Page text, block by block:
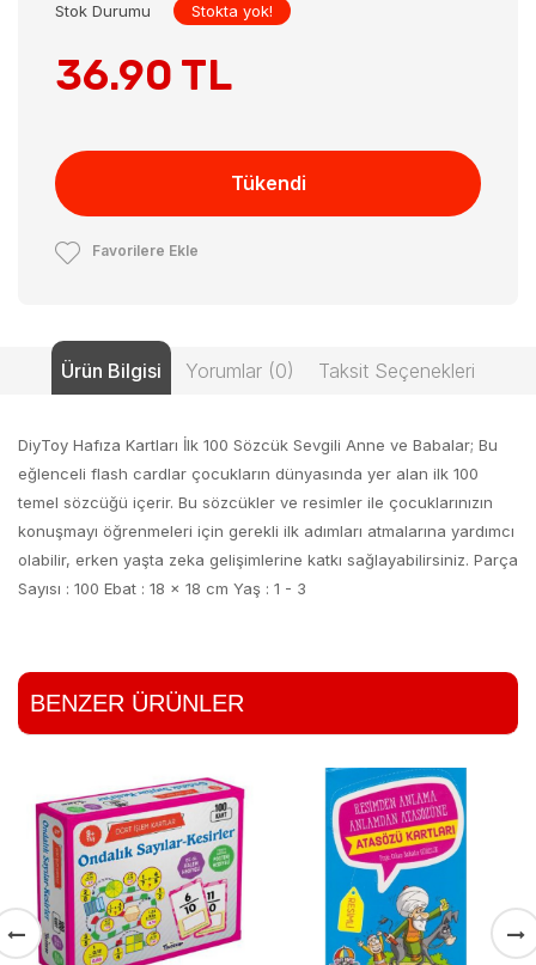
Stok Durumu Stokta yok!
36.90 TL
Tükendi
Favorilere Ekle
Ürün Bilgisi Yorumlar (0) Taksit Seçenekleri
DiyToy Hafıza Kartları İlk 100 Sözcük Sevgili Anne ve Babalar; Bu
eğlenceli flash cardlar çocukların dünyasında yer alan ilk 100
temel sözcüğü içerir. Bu sözcükler ve resimler ile çocuklarınızın
konuşmayı öğrenmeleri için gerekli ilk adımları atmalarına yardımcı
olabilir, erken yaşta zeka gelişimlerine katkı sağlayabilirsiniz. Parça
Sayısı : 100 Ebat : 18 x 18 cm Yaş : 1 - 3
BENZER ÜRÜNLER